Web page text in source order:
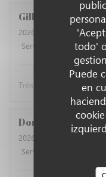
todo'
Puede
en
Gilbert
2026-07-18
- 12:30 -
Servicio
Ambiente:
Très bons plats de
Dominique B
2026-07-16
- 12:30 -
Servicio